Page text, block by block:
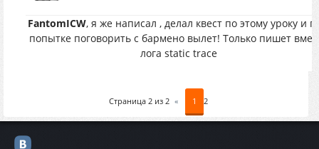
FantomICW, я же написал , делал квест по этому уроку и
попытке поговорить с бармено вылет! Только пишет
лога static trace
Страница 2 из 2 « 1 2